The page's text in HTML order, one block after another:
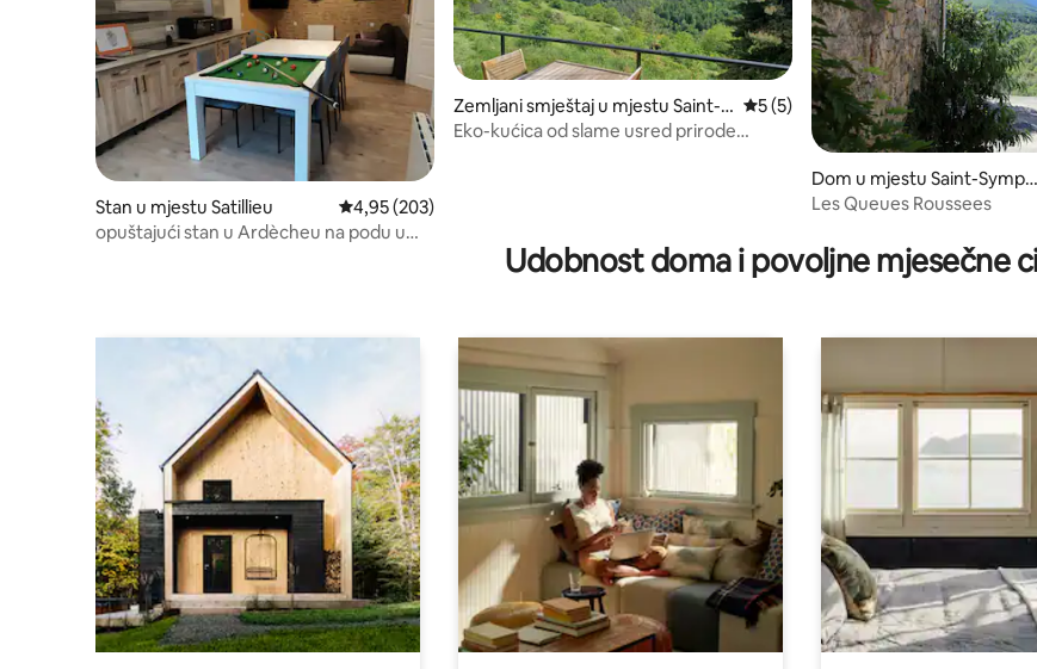
Stan u mjestu Satillieu Prosječna ocjena: 4,95 od 5, recenzija: 203
4,95 (203)
opuštajući stan u Ardècheu na podu u
Zemljani smještaj u mjestu Saint-S
ymphorien-de-Mahun
Prosječna ocjena: 5 od 5, recenzija:
5 (5)
Eko-kućica od slame usred prirode
Dom u mjestu Saint-Sympho
rien-de-Mahun
Les Queues Roussees
Udobnost doma i povoljne mjesečne